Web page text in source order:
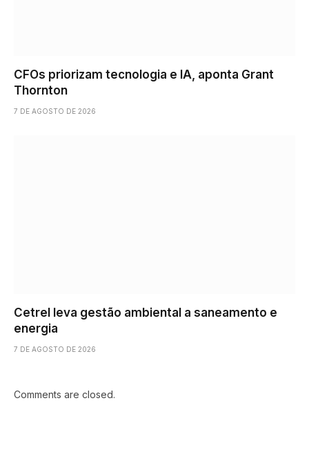
CFOs priorizam tecnologia e IA, aponta Grant
Thornton
7 DE AGOSTO DE 2026
Cetrel leva gestão ambiental a saneamento e
energia
7 DE AGOSTO DE 2026
Comments are closed.